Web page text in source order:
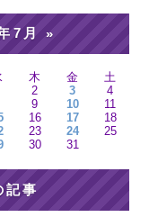
7月 »
木 金
土
2 3
4
9 10
11
16 17
18
23 24
25
30 31
記事